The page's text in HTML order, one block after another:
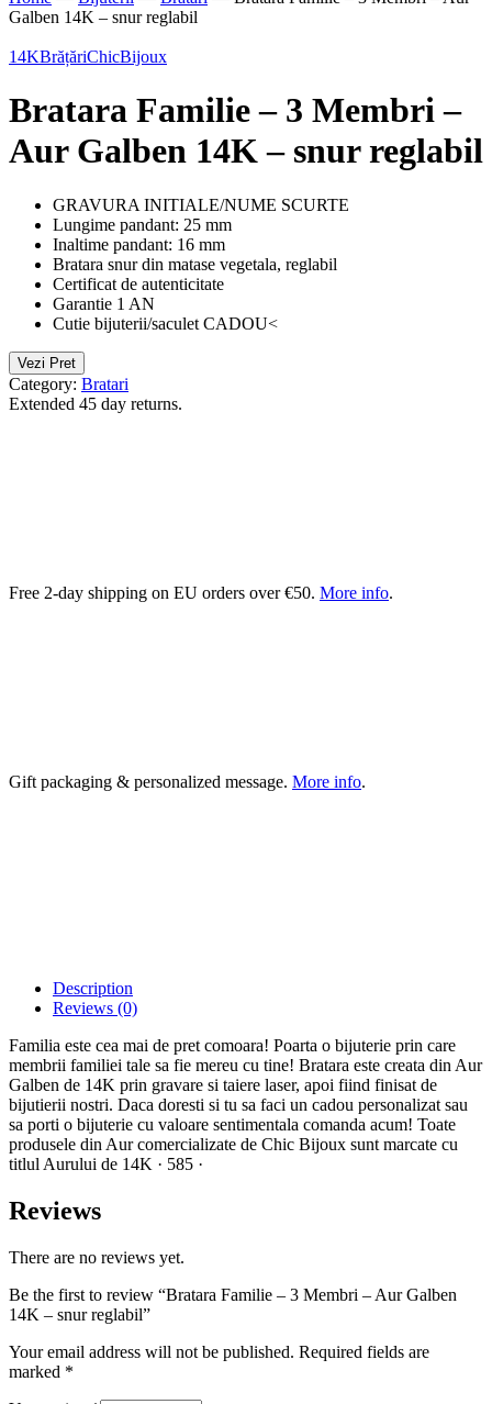
Galben 14K – snur reglabil
14KBrățăriChicBijoux
Bratara Familie – 3 Membri –
Aur Galben 14K – snur reglabil
GRAVURA INITIALE/NUME SCURTE
Lungime pandant: 25 mm
Inaltime pandant: 16 mm
Bratara snur din matase vegetala, reglabil
Certificat de autenticitate
Garantie 1 AN
Cutie bijuterii/saculet CADOU<
Vezi Pret
Category: Bratari
Extended 45 day returns.
Free 2-day shipping on EU orders over €50. More info.
Gift packaging & personalized message. More info.
Description
Reviews (0)
Familia este cea mai de pret comoara! Poarta o bijuterie prin care
membrii familiei tale sa fie mereu cu tine! Bratara este creata din Aur
Galben de 14K prin gravare si taiere laser, apoi fiind finisat de
bijutierii nostri. Daca doresti si tu sa faci un cadou personalizat sau
sa porti o bijuterie cu valoare sentimentala comanda acum! Toate
produsele din Aur comercializate de Chic Bijoux sunt marcate cu
titlul Aurului de 14K · 585 ·
Reviews
There are no reviews yet.
Be the first to review “Bratara Familie – 3 Membri – Aur Galben
14K – snur reglabil”
Your email address will not be published. Required fields are
marked *